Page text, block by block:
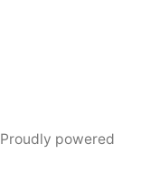
Proudly powered